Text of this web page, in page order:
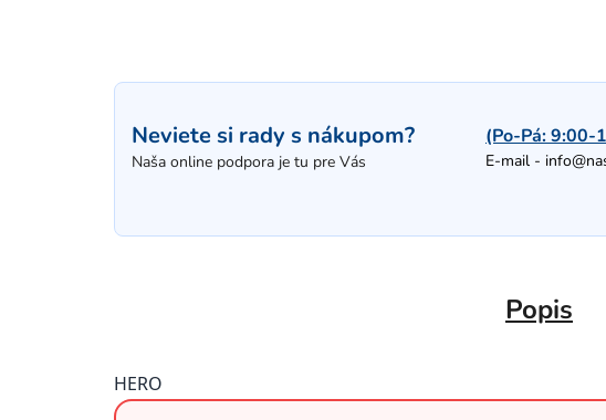
Neviete si rady s nákupom?
Naša online podpora je tu pre Vás
(Po-Pá: 9:00-
E-mail -
Popis
HERO